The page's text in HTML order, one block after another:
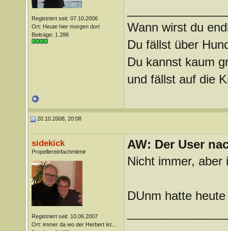
Registriert seit: 07.10.2006
Ort: Heute hier morgen dort
Beiträge: 1.286
Wann wirst du
Du fällst über
Du kannst kaum
und fällst auf die
20.10.2008, 20:08
sidekick
Propellereinfachmitmir
Registriert seit: 10.06.2007
Ort: immer da wo der Herbert ist...
AW: Der User
Nicht immer,
DUnm hatte